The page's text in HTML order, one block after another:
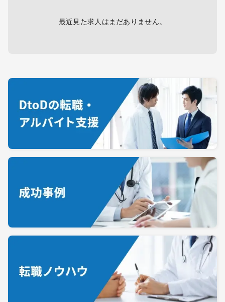
最近見た求人はまだありません。